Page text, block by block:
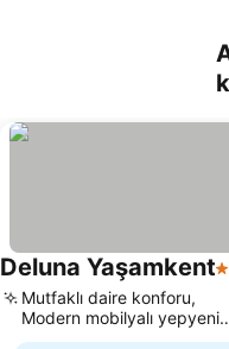
Deluna Yaşamkent3
Mutfaklı daire konforu,
Modern mobilyalı yepyeni
tesis